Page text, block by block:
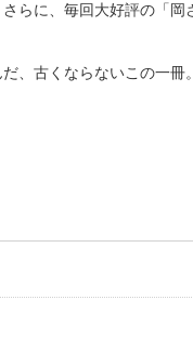
らに、毎回大好評の「岡
、古くならないこの一冊